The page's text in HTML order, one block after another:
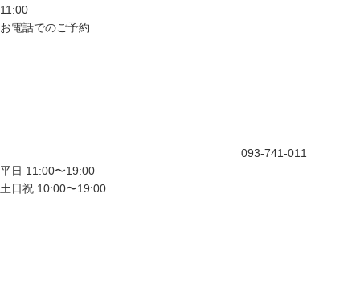
11:00
お電話でのご予約
093-741-011
平日 11:00〜19:00
土日祝 10:00〜19:00